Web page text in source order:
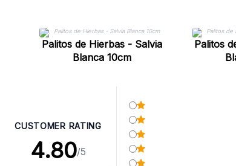
Palitos de Hierbas - Salvia
Blanca 10cm
Palitos
CUSTOMER RATING
4.80/5